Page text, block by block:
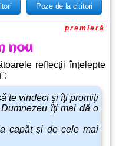
Poze de la cititori
premieră
nou
reflecţii înţelepte
te vindeci şi îţi promiţi
îţi mai dă o
capăt şi de cele mai